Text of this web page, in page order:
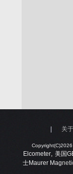
Elcometer, 美国
士Maurer Mag
关